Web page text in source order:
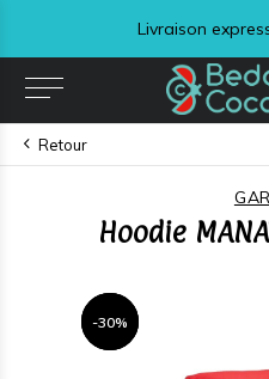
Livraison
Retour
Hoodie
-30%
-30%
-30%